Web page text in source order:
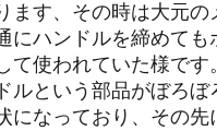
す、その時は大元の
にハンドルを締めて
使われていた様です。
ルという部品がぼろ
なっており、その先